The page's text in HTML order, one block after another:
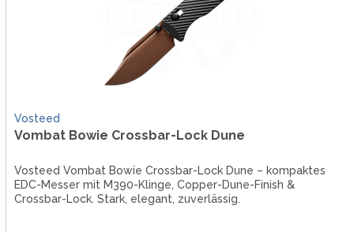
Vosteed
Vombat Bowie Crossbar-Lock Dune
Vosteed Vombat Bowie Crossbar-Lock Dune – kompaktes
EDC-Messer mit M390-Klinge, Copper-Dune-Finish &
Crossbar-Lock. Stark, elegant, zuverlässig.